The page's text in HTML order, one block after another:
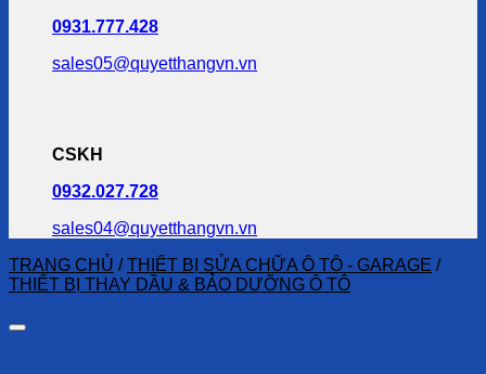
0931.777.428
sales05@quyetthangvn.vn
CSKH
0932.027.728
sales04@quyetthangvn.vn
TRANG CHỦ / THIẾT BỊ SỬA CHỮA Ô TÔ - GARAGE /
THIẾT BỊ THAY DẦU & BẢO DƯỠNG Ô TÔ